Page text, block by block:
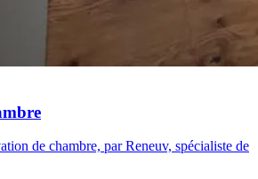
de chambre, par Reneuv, spécialiste de